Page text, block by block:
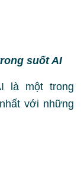
suốt AI
là một trong
với những